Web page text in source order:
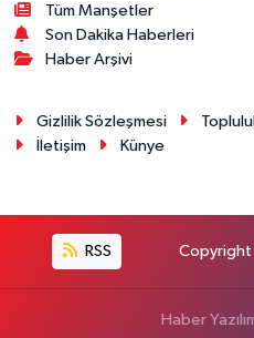
Tüm Manşetler
Son Dakika Haberleri
Haber Arşivi
Gizlilik Sözleşmesi
İletişim
Künye
RSS Copyright
Haber